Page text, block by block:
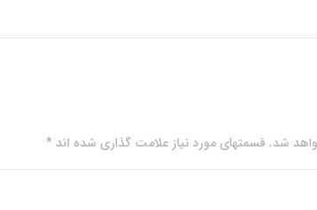
شد. قسمتهای مورد نیاز علامت گذاری شده اند *